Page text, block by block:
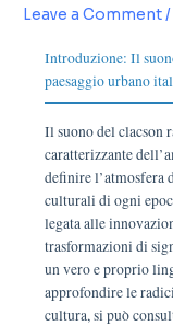
Leave a Comment/
Introduzione: Il
paesaggio urbano
Il suono del clacson
caratterizzante
definire l’atmosfera
culturali di ogni
legata alle
trasformazioni di
un vero e proprio
approfondire le
cultura, si può